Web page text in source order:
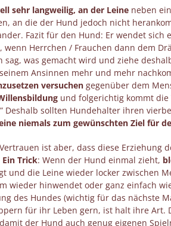
sehr langweilig, an der Leine neben
an die der Hund jedoch nicht
Fazit für den Hund: Er wendet
Herrchen / Frauchen dann dem
sag, was gemacht wird und ziehe
Ansinnen mehr und mehr
versuchen gegenüber dem
und folgerichtig kommt
Deshalb sollten Hundehalter ihren
niemals zum gewünschten Ziel für
ist aber, dass diese Erziehung
Ein Trick: Wenn der Hund einmal zieht,
und die Leine wieder locker zwischen
wieder hinwendet oder ganz einfach
des Hundes (wichtig für das nächste
für ihr Leben gern, ist halt ihre Art.
der Hund auch genug eigenen